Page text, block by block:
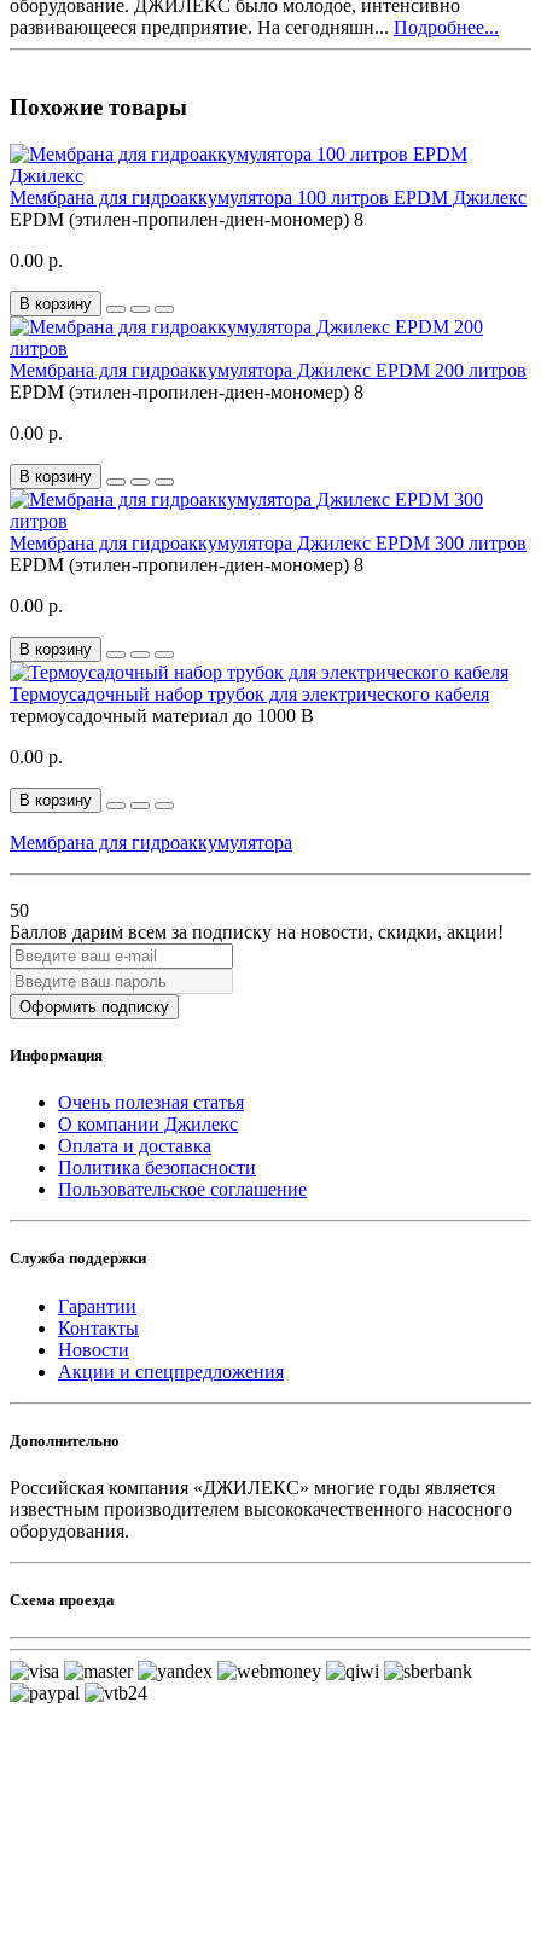
оборудование. ДЖИЛЕКС было молодое, интенсивно
развивающееся предприятие. На сегодняшн... Подробнее...
Похожие товары
Мембрана для гидроаккумулятора 100 литров EPDM Джилекс
EPDM (этилен-пропилен-диен-мономер) 8
0.00 р.
В корзину
Мембрана для гидроаккумулятора Джилекс EPDM 200 литров
EPDM (этилен-пропилен-диен-мономер) 8
0.00 р.
В корзину
Мембрана для гидроаккумулятора Джилекс EPDM 300 литров
EPDM (этилен-пропилен-диен-мономер) 8
0.00 р.
В корзину
Термоусадочный набор трубок для электрического кабеля
термоусадочный материал до 1000 В
0.00 р.
В корзину
Мембрана для гидроаккумулятора
50
Баллов дарим всем за подписку на новости, скидки, акции!
Оформить подписку
Информация
Очень полезная статья
О компании Джилекс
Оплата и доставка
Политика безопасности
Пользовательское соглашение
Служба поддержки
Гарантии
Контакты
Новости
Акции и спецпредложения
Дополнительно
Российская компания «ДЖИЛЕКС» многие годы является
известным производителем высококачественного насосного
оборудования.
Схема проезда